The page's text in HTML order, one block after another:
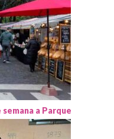
a Parque